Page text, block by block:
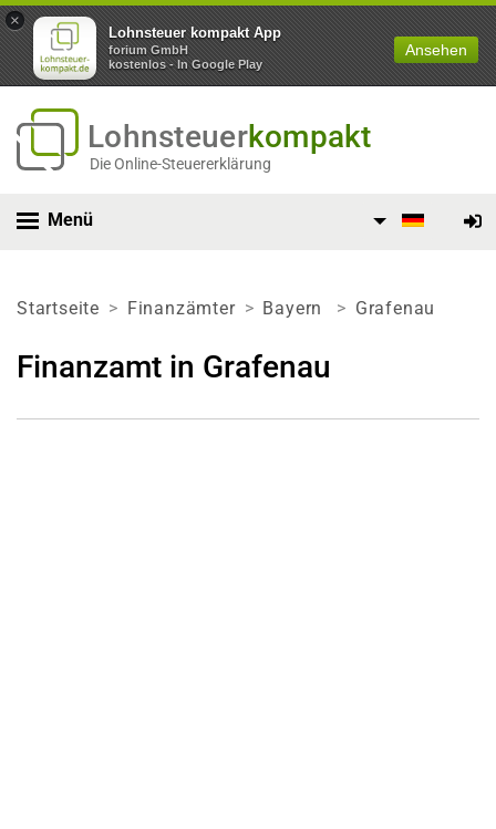
×
Lohnsteuer kompakt App
forium GmbH
kostenlos - In Google Play
Ansehen
Lohnsteuerkompakt
Die Online-Steuererklärung
Menü
Startseite Finanzämter Bayern Grafenau
Finanzamt in Grafenau